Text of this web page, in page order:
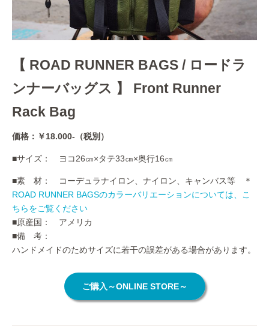
【 ROAD RUNNER BAGS / ロードラ
ンナーバッグス 】 Front Runner
Rack Bag
価格：￥18.000-（税別）
■サイズ： ヨコ26㎝×タテ33㎝×奥行16㎝
■素 材： コーデュラナイロン、ナイロン、キャンバス等 ＊
ROAD RUNNER BAGSのカラーバリエーションについては、こ
ちらをご覧ください
■原産国： アメリカ
■備 考：
ハンドメイドのためサイズに若干の誤差がある場合があります。
ご購入～ONLINE STORE～